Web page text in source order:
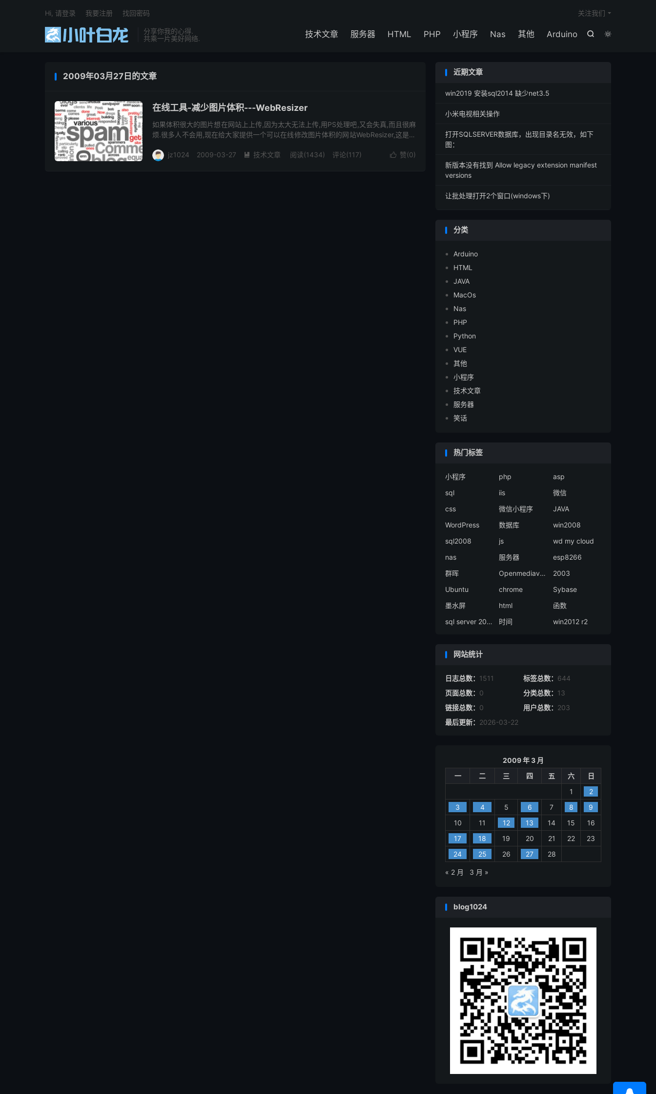
分享你我的心得.
共乘一片美好网络.


技术文章 服务器 HTML PHP 小程序 Nas 其他 Arduino
关注我们
Hi, 请登录 我要注册 找回密码
2009年03月27日的文章
在线工具-减少图片体积---WebResizer
如果体积很大的图片想在网站上上传,因为太大无法上传,用PS处理吧,又会失真,而且很麻
烦.很多人不会用,现在给大家提供一个可以在线修改图片体积的网站WebResizer,这是一
 赞(0)
jz1024 2009-03-27  技术文章 阅读(1434) 评论(117)
近期文章
win2019 安装sql2014 缺少net3.5
小米电视相关操作
打开SQLSERVER数据库，出现目录名无效，如下
图：
新版本没有找到 Allow legacy extension manifest
versions
让批处理打开2个窗口(windows下)
分类
Arduino
HTML
JAVA
MacOs
Nas
PHP
Python
VUE
其他
小程序
技术文章
服务器
笑话
热门标签
小程序 php
asp
sql
iis
微信
css
微信小程序
JAVA
WordPress
数据库
win2008
sql2008
js
wd my cloud
nas
服务器
esp8266
群晖
Openmediavault
2003
Ubuntu
chrome
Sybase
墨水屏
html
函数
sql server 2008
时间 win2012 r2
网站统计
日志总数： 1511 标签总数： 644
页面总数： 0 分类总数： 13
链接总数： 0 用户总数： 203
最后更新： 2026-03-22
2009 年 3 月
一
二 三 四 五 六
日
1
2
3
4 5 6 7 8
9
10
11 12 13 14 15
16
17
18 19 20 21 22
23
24
25 26 27 28
« 2 月 3 月 »
blog1024